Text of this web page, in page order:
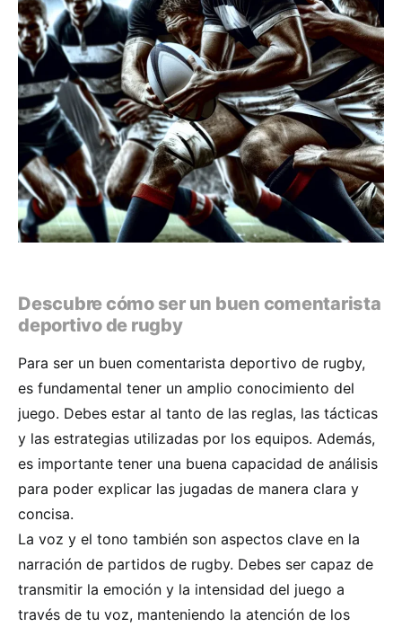
Descubre cómo ser un buen comentarista
deportivo de rugby
Para ser un buen comentarista deportivo de rugby,
es fundamental tener un amplio conocimiento del
juego. Debes estar al tanto de las reglas, las tácticas
y las estrategias utilizadas por los equipos. Además,
es importante tener una buena capacidad de análisis
para poder explicar las jugadas de manera clara y
concisa.
La voz y el tono también son aspectos clave en la
narración de partidos de rugby. Debes ser capaz de
transmitir la emoción y la intensidad del juego a
través de tu voz, manteniendo la atención de los